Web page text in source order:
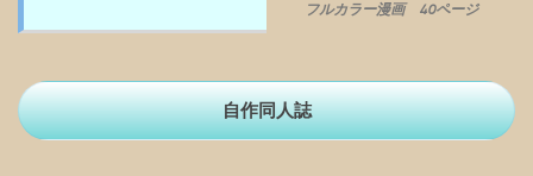
フルカラー漫画 40ページ
自作同人誌